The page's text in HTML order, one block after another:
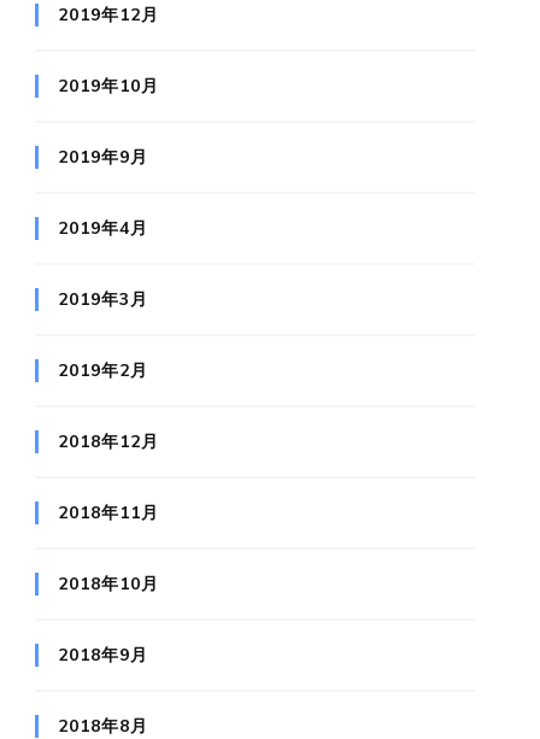
2019年12月
2019年10月
2019年9月
2019年4月
2019年3月
2019年2月
2018年12月
2018年11月
2018年10月
2018年9月
2018年8月